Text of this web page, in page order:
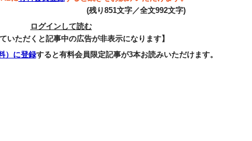
(残り851文字／全文992文字)
ログインして読む
いただくと記事中の広告が非表示になります】
）に登録すると有料会員限定記事が3本お読みいただけます。